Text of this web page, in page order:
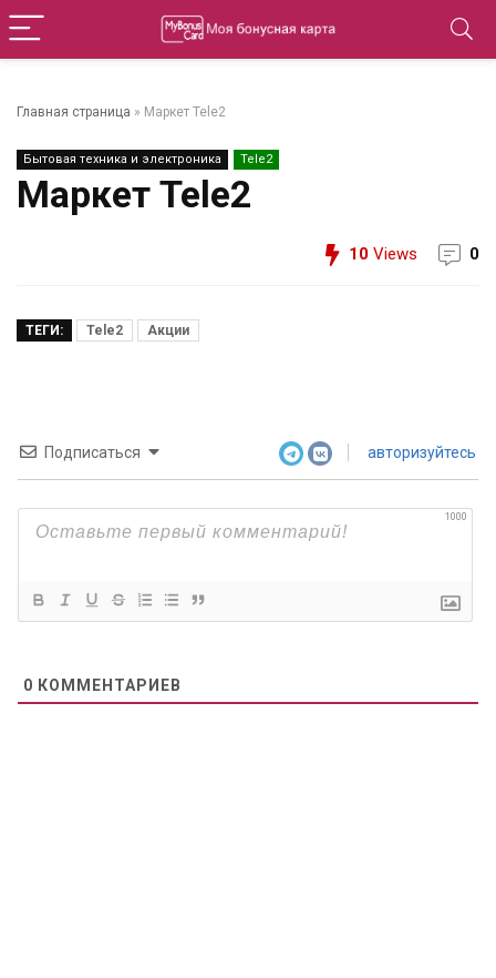
Главная страница » Маркет Tele2
Бытовая техника и электроника Tele2
Маркет Tele2
10 Views 0
ТЕГИ: Tele2 Акции
Подписаться авторизуйтесь
1000
0 КОММЕНТАРИЕВ